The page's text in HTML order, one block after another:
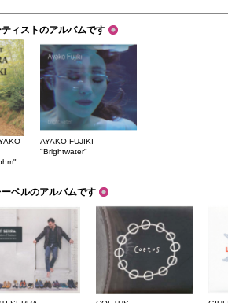
ティストのアルバムです
AYAKO FUJIKI
"Brightwater"
ーベルのアルバムです